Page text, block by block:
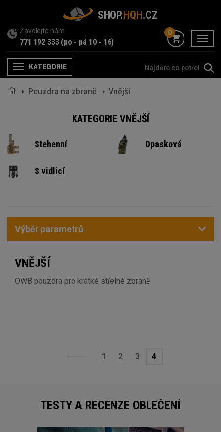
SHOP.HQH.CZ
Zavolejte nám
771 192 333 (po - pá 10 - 16) menu
0
MenuKATEGORIE
Pouzdra na zbraně Vnější
KATEGORIE VNĚJŠÍ
Stehenní Opasková
S vidlicí
Výběr parametrů
VNĚJŠÍ
OWB pouzdra pro krátké střelné zbraně
1 2 3 4
TESTY A RECENZE OBLEČENÍ